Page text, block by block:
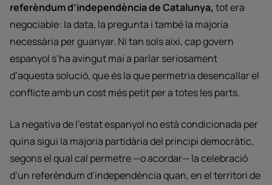
referèndum d’independència de Catalunya, tot era
negociable: la data, la pregunta i també la majoria
necessària per guanyar. Ni tan sols així, cap govern
espanyol s’ha avingut mai a parlar seriosament
d’aquesta solució, que és la que permetria desencallar el
conflicte amb un cost més petit per a totes les parts.
La negativa de l’estat espanyol no està condicionada per
quina sigui la majoria partidària del principi democràtic,
segons el qual cal permetre —o acordar— la celebració
d’un referèndum d’independència quan, en el territori de